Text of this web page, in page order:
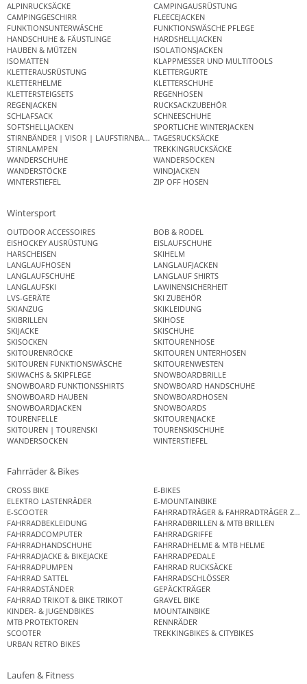
ALPINRUCKSÄCKE
CAMPINGAUSRÜSTUNG
CAMPINGGESCHIRR
FLEECEJACKEN
FUNKTIONSUNTERWÄSCHE
FUNKTIONSWÄSCHE PFLEGE
HANDSCHUHE & FÄUSTLINGE
HARDSHELLJACKEN
HAUBEN & MÜTZEN
ISOLATIONSJACKEN
ISOMATTEN
KLAPPMESSER UND MULTITOOLS
KLETTERAUSRÜSTUNG
KLETTERGURTE
KLETTERHELME
KLETTERSCHUHE
KLETTERSTEIGSETS
REGENHOSEN
REGENJACKEN
RUCKSACKZUBEHÖR
SCHLAFSACK
SCHNEESCHUHE
SOFTSHELLJACKEN
SPORTLICHE WINTERJACKEN
STIRNBÄNDER | VISOR | LAUFSTIRNBANDTAGESRUCKSÄCKE
STIRNLAMPEN
TREKKINGRUCKSÄCKE
WANDERSCHUHE
WANDERSOCKEN
WANDERSTÖCKE
WINDJACKEN
WINTERSTIEFEL
ZIP OFF HOSEN
Wintersport
OUTDOOR ACCESSOIRES
BOB & RODEL
EISHOCKEY AUSRÜSTUNG
EISLAUFSCHUHE
HARSCHEISEN
SKIHELM
LANGLAUFHOSEN
LANGLAUFJACKEN
LANGLAUFSCHUHE
LANGLAUF SHIRTS
LANGLAUFSKI
LAWINENSICHERHEIT
LVS-GERÄTE
SKI ZUBEHÖR
SKIANZUG
SKIKLEIDUNG
SKIBRILLEN
SKIHOSE
SKIJACKE
SKISCHUHE
SKISOCKEN
SKITOURENHOSE
SKITOURENRÖCKE
SKITOUREN UNTERHOSEN
SKITOUREN FUNKTIONSWÄSCHE
SKITOURENWESTEN
SKIWACHS & SKIPFLEGE
SNOWBOARDBRILLE
SNOWBOARD FUNKTIONSSHIRTS
SNOWBOARD HANDSCHUHE
SNOWBOARD HAUBEN
SNOWBOARDHOSEN
SNOWBOARDJACKEN
SNOWBOARDS
TOURENFELLE
SKITOURENJACKE
SKITOUREN | TOURENSKI
TOURENSKISCHUHE
WANDERSOCKEN
WINTERSTIEFEL
Fahrräder & Bikes
CROSS BIKE
E-BIKES
ELEKTRO LASTENRÄDER
E-MOUNTAINBIKE
E-SCOOTER
FAHRRADTRÄGER & FAHRRADTRÄGER
FAHRRADBEKLEIDUNG
FAHRRADBRILLEN & MTB BRILLEN
FAHRRADCOMPUTER
FAHRRADGRIFFE
FAHRRADHANDSCHUHE
FAHRRADHELME & MTB HELME
FAHRRADJACKE & BIKEJACKE
FAHRRADPEDALE
FAHRRADPUMPEN
FAHRRAD RUCKSÄCKE
FAHRRAD SATTEL
FAHRRADSCHLÖSSER
FAHRRADSTÄNDER
GEPÄCKTRÄGER
FAHRRAD TRIKOT & BIKE TRIKOT
GRAVEL BIKE
KINDER- & JUGENDBIKES
MOUNTAINBIKE
MTB PROTEKTOREN
RENNRÄDER
SCOOTER
TREKKINGBIKES & CITYBIKES
URBAN RETRO BIKES
Laufen & Fitness